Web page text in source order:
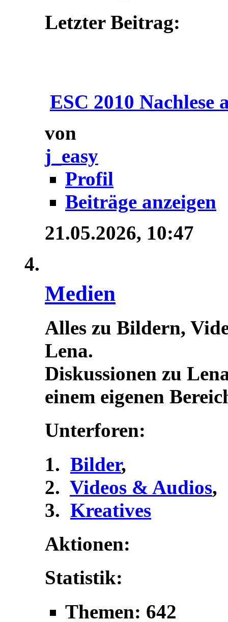
Letzter Beitrag:
ESC 2010 Nachlese
von
j_easy
Profil
Beiträge anzeigen
21.05.2026, 10:47
Medien
Alles zu Bildern,
Lena.
Diskussionen zu
einem eigenen
Unterforen:
Bilder,
Videos & Audios,
Kreatives
Aktionen:
Statistik:
Themen: 642